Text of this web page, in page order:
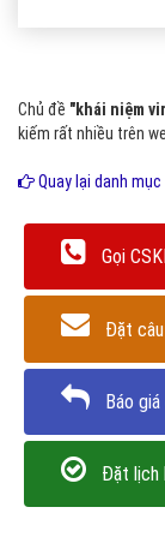
Chủ đề "khái niệm
kiếm rất nhiều trên
Quay lại danh mục
Gọi
Đặt
Báo
Đặt lịch